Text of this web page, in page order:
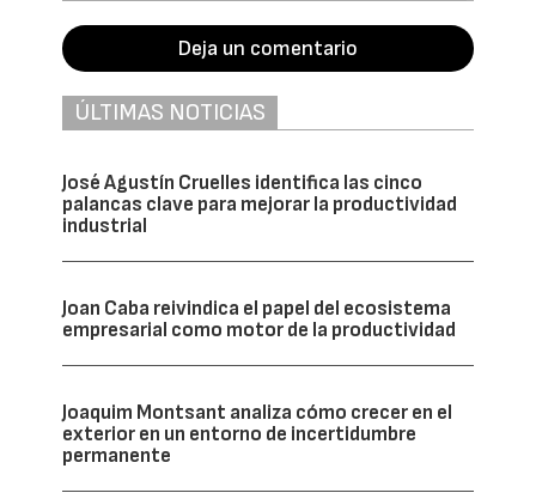
Deja un comentario
ÚLTIMAS NOTICIAS
José Agustín Cruelles identifica las cinco
palancas clave para mejorar la productividad
industrial
Joan Caba reivindica el papel del ecosistema
empresarial como motor de la productividad
Joaquim Montsant analiza cómo crecer en el
exterior en un entorno de incertidumbre
permanente